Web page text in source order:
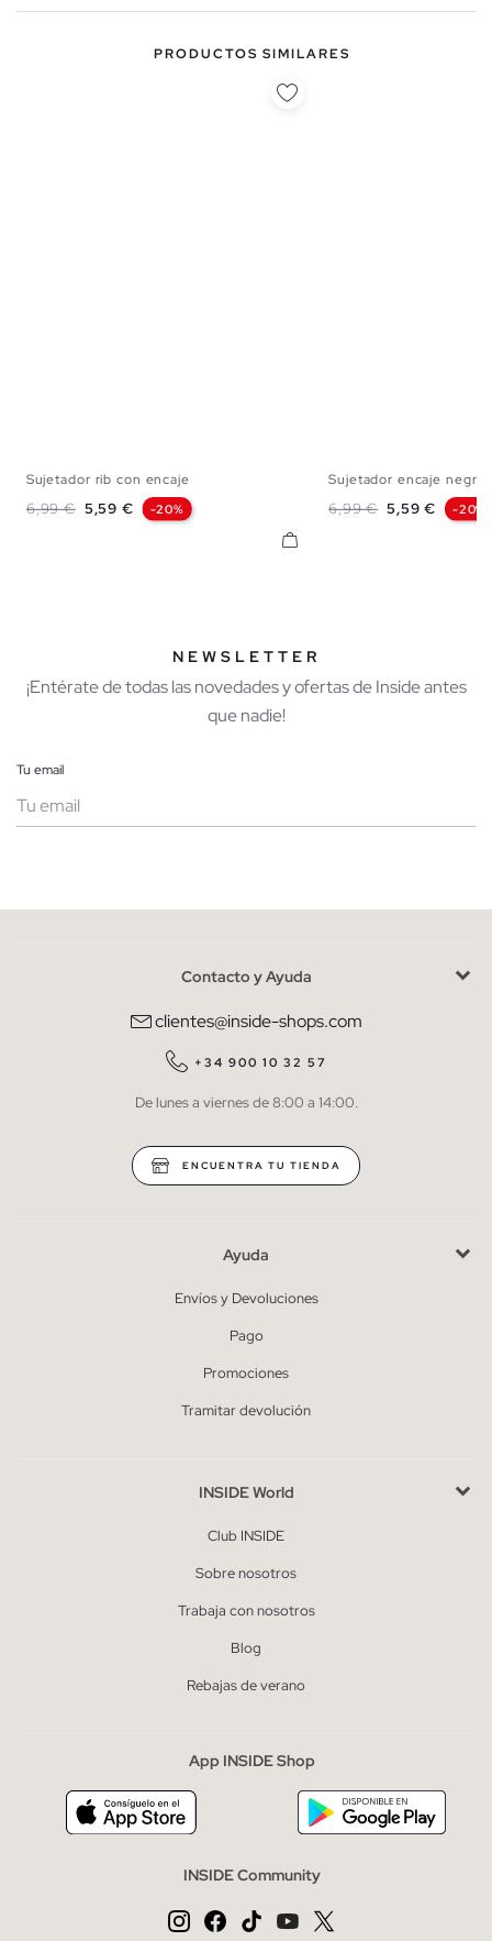
PRODUCTOS SIMILARES
L
Sujetador rib con encaje
Precio base
6,99 € Precio
5,59 € -20%
Sujetador encaje negro
Precio base
6,99 € Precio
5,59 € -20%
NEWSLETTER
¡Entérate de todas las novedades y ofertas de Inside antes
que nadie!
Tu email
He leído y entiendo lapolítica de privacidad
QUIERO SUSCRIBIRME
* Puedes cancelar la suscripción en cualquier momento.
Contacto y Ayuda
clientes@inside-shops.com
+34 900 10 32 57
De lunes a viernes de 8:00 a 14:00.
ENCUENTRA TU TIENDA
Ayuda
Envíos y Devoluciones
Pago
Promociones
Tramitar devolución
INSIDE World
Club INSIDE
Sobre nosotros
Trabaja con nosotros
Blog
Rebajas de verano
App INSIDE Shop
INSIDE Community